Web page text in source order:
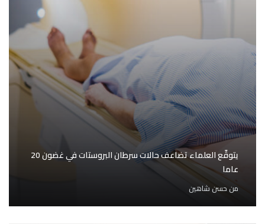
يتوقّع العلماء تضاعف حالات سرطان البروستات في غضون 20
عاما
من حسن شاهين